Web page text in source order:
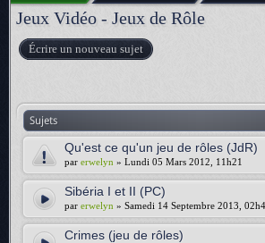
Jeux Vidéo - Jeux de Rôle
Écrire un nouveau sujet
Sujets
Qu'est ce qu'un jeu de rôles (JdR)
par erwelyn » Lundi 05 Mars 2012, 11h21
Sibéria I et II (PC)
par erwelyn » Samedi 14 Septembre 2013,
Crimes (jeu de rôles)